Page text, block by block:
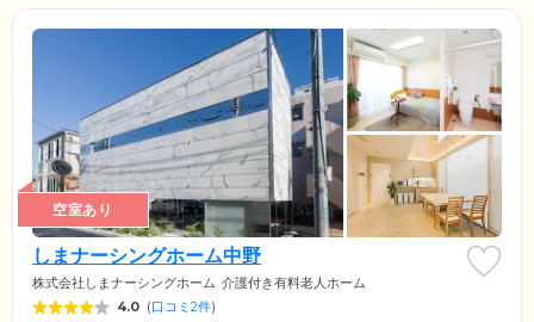
空室あり
しまナーシングホーム中野
株式会社しまナーシングホーム 介護付き有料老人ホーム
4.0 (口コミ2件)